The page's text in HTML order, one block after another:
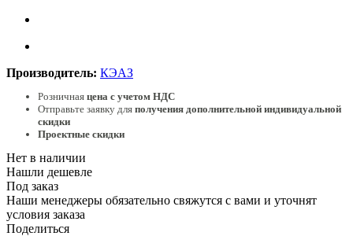
Производитель: КЭАЗ
Розничная цена с учетом НДС
Отправьте заявку для получения дополнительной индивидуальной
скидки
Проектные скидки
Нет в наличии
Нашли дешевле
Под заказ
Наши менеджеры обязательно свяжутся с вами и уточнят
условия заказа
Поделиться